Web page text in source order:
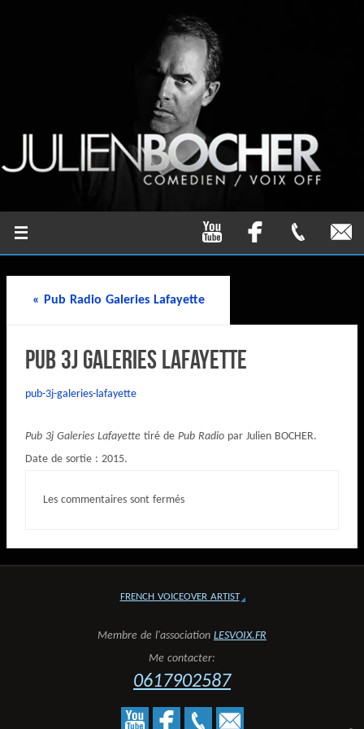
« Pub Radio Galeries Lafayette
Pub 3j Galeries Lafayette
pub-3j-galeries-lafayette
Pub 3j Galeries Lafayettetiré de Pub Radiopar Julien BOCHER.
Date de sortie : 2015.
Les commentaires sont fermés
FRENCH VOICEOVER ARTIST
Membre de l'association LESVOIX.FR
Me contacter:
0617902587